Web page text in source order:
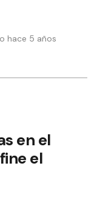
hace 5 años
en el
el